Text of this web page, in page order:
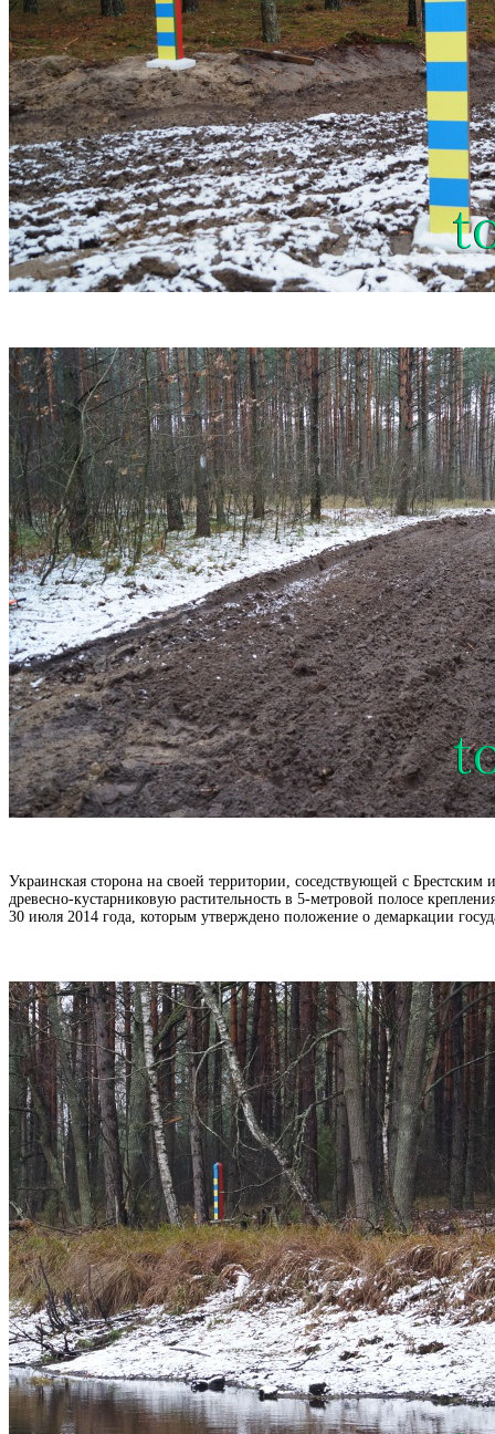
Украинская сторона на своей территории, соседствующей с
древесно-кустарниковую растительность в 5-метровой полосе
30 июля 2014 года, которым утверждено положение о демаркации